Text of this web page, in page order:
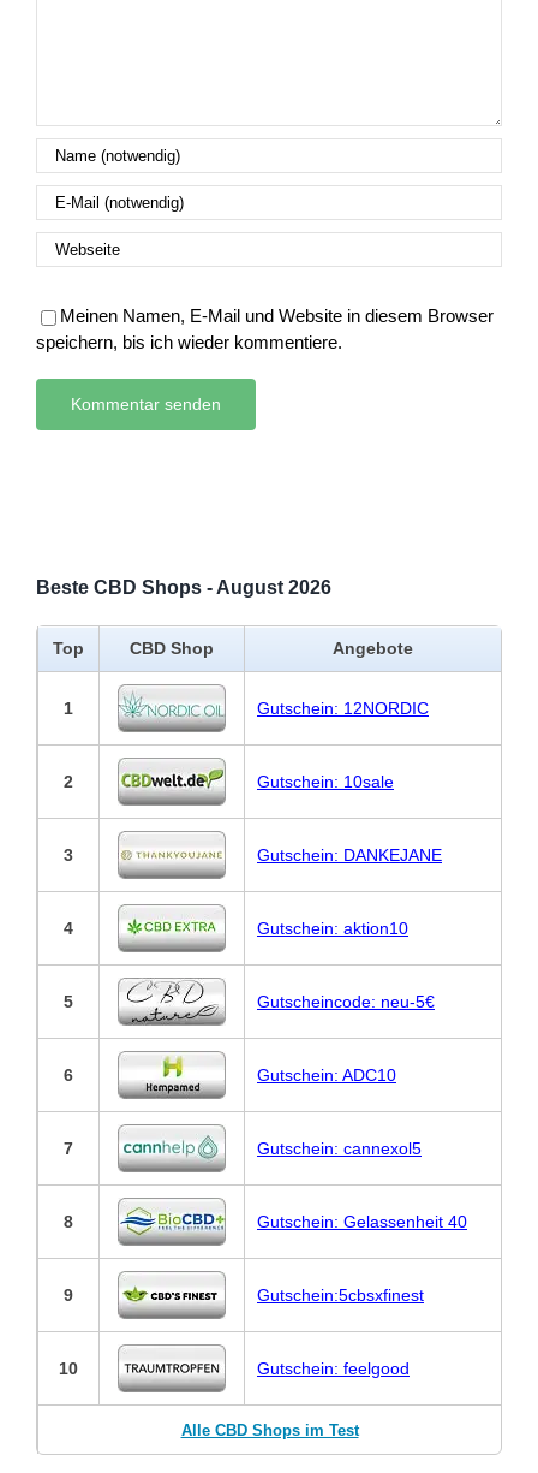
Meinen Namen, E-Mail und Website in diesem Browser
speichern, bis ich wieder kommentiere.
Beste CBD Shops - August 2026
Top CBD Shop Angebote
1 Gutschein: 12NORDIC
2 Gutschein: 10sale
3 Gutschein: DANKEJANE
4 Gutschein: aktion10
5 Gutscheincode: neu-5€
6 Gutschein: ADC10
7 Gutschein: cannexol5
8 Gutschein: Gelassenheit 40
9 Gutschein:5cbsxfinest
10 Gutschein: feelgood
Alle CBD Shops im Test